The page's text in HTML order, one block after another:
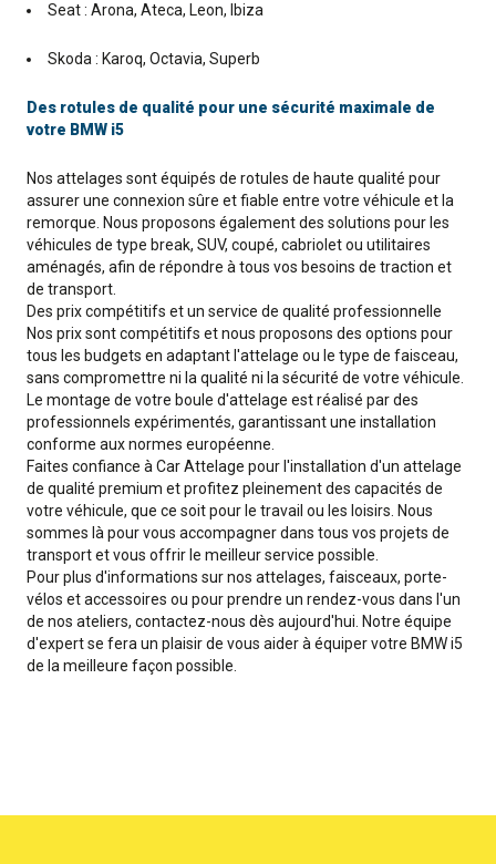
Seat : Arona, Ateca, Leon, Ibiza
Skoda : Karoq, Octavia, Superb
Des rotules de qualité pour une sécurité maximale de
votre BMW i5
Nos attelages sont équipés de rotules de haute qualité pour
assurer une connexion sûre et fiable entre votre véhicule et la
remorque. Nous proposons également des solutions pour les
véhicules de type break, SUV, coupé, cabriolet ou utilitaires
aménagés, afin de répondre à tous vos besoins de traction et
de transport.
Des prix compétitifs et un service de qualité professionnelle
Nos prix sont compétitifs et nous proposons des options pour
tous les budgets en adaptant l'attelage ou le type de faisceau,
sans compromettre ni la qualité ni la sécurité de votre véhicule.
Le montage de votre boule d'attelage est réalisé par des
professionnels expérimentés, garantissant une installation
conforme aux normes européenne.
Faites confiance à Car Attelage pour l'installation d'un attelage
de qualité premium et profitez pleinement des capacités de
votre véhicule, que ce soit pour le travail ou les loisirs. Nous
sommes là pour vous accompagner dans tous vos projets de
transport et vous offrir le meilleur service possible.
Pour plus d'informations sur nos attelages, faisceaux, porte-
vélos et accessoires ou pour prendre un rendez-vous dans l'un
de nos ateliers, contactez-nous dès aujourd'hui. Notre équipe
d'expert se fera un plaisir de vous aider à équiper votre BMW i5
de la meilleure façon possible.